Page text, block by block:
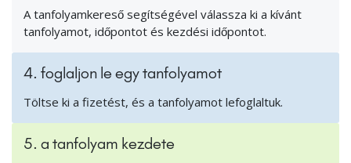
A tanfolyamkereső segítségével válassza ki a kívánt
tanfolyamot, időpontot és kezdési időpontot.
4. foglaljon le egy tanfolyamot
Töltse ki a fizetést, és a tanfolyamot lefoglaltuk.
5. a tanfolyam kezdete